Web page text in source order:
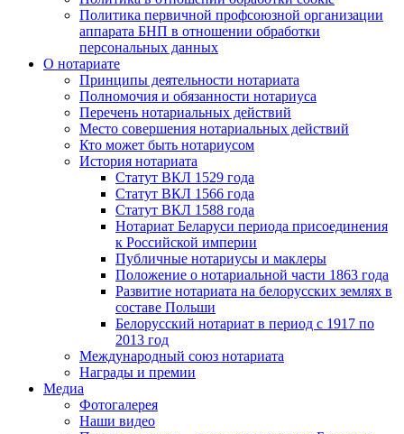
Политика первичной профсоюзной организации
аппарата БНП в отношении обработки
персональных данных
О нотариате
Принципы деятельности нотариата
Полномочия и обязанности нотариуса
Перечень нотариальных действий
Место совершения нотариальных действий
Кто может быть нотариусом
История нотариата
Статут ВКЛ 1529 года
Статут ВКЛ 1566 года
Статут ВКЛ 1588 года
Нотариат Беларуси периода присоединения
к Российской империи
Публичные нотариусы и маклеры
Положение о нотариальной части 1863 года
Развитие нотариата на белорусских землях в
составе Польши
Белорусский нотариат в период с 1917 по
2013 год
Международный союз нотариата
Награды и премии
Медиа
Фотогалерея
Наши видео